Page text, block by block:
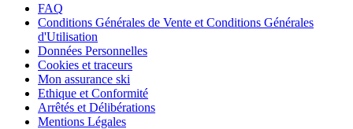
FAQ
Conditions Générales de Vente et Conditions Générales
d'Utilisation
Données Personnelles
Cookies et traceurs
Mon assurance ski
Ethique et Conformité
Arrêtés et Délibérations
Mentions Légales